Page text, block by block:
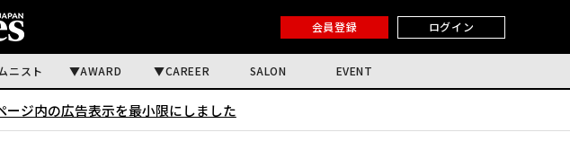
会員登録 ログイン
ニスト AWARD CAREER SALON EVENT
ージ内の広告表示を最小限にしました